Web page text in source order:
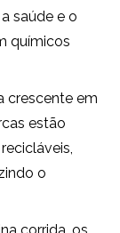
saúde e o
químicos
crescente em
estão
o